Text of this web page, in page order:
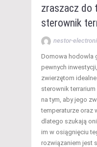
zraszacz do
sterownik
nestor-
Domowa hodowla
pewnych
zwierzętom
sterownik
na tym, aby jego
temperaturze oraz
dlatego szukają
im w osiągnięciu
rozwiązaniem jest